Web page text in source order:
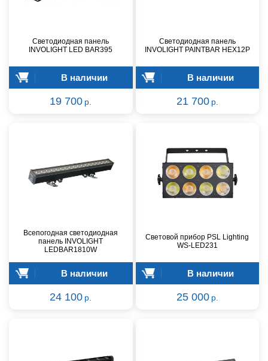
Светодиодная панель
INVOLIGHT LED BAR395
В наличии
19 700 р.
Светодиодная панель
INVOLIGHT PAINTBAR HEX12P
В наличии
21 700 р.
Всепогодная светодиодная
панель INVOLIGHT
LEDBAR1810W
В наличии
24 100 р.
Световой прибор PSL Lighting
WS-LED231
В наличии
25 000 р.